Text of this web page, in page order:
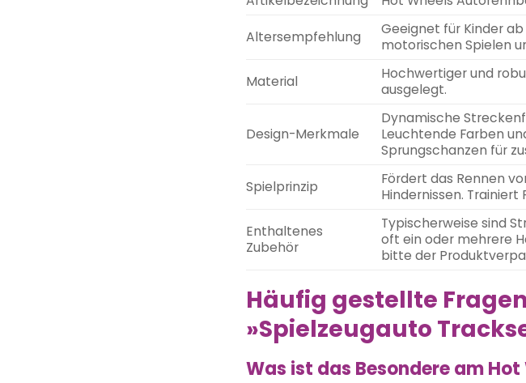
Altersempfehlung
Geeignet für Kinder
motorischen Spielen
Material
Hochwertiger und
ausgelegt.
Design-Merkmale
Dynamische
Leuchtende Farben
Sprungschanzen für
Spielprinzip
Fördert das Rennen
Hindernissen.
Enthaltenes
Zubehör
Typischerweise sind
oft ein oder mehrere
bitte der
Häufig gestellte
»Spielzeugauto
Was ist das Besondere am